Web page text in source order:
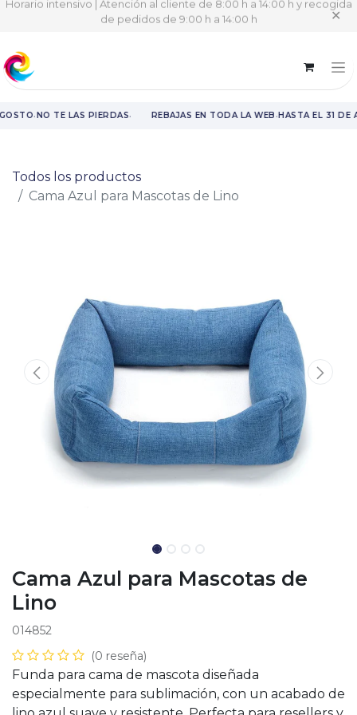
Horario intensivo | Atención al cliente de 8:00 h a 14:00 h y recogida
de pedidos de 9:00 h a 14:00 h ✕
·NO TE LAS PIERDAS· REBAJAS EN TODA LA WEB·HASTA EL 31 DE
Todos los productos
Cama Azul para Mascotas de Lino
Cama Azul para Mascotas de
Lino
014852
(0 reseña)
Funda para cama de mascota diseñada
especialmente para sublimación, con un acabado de